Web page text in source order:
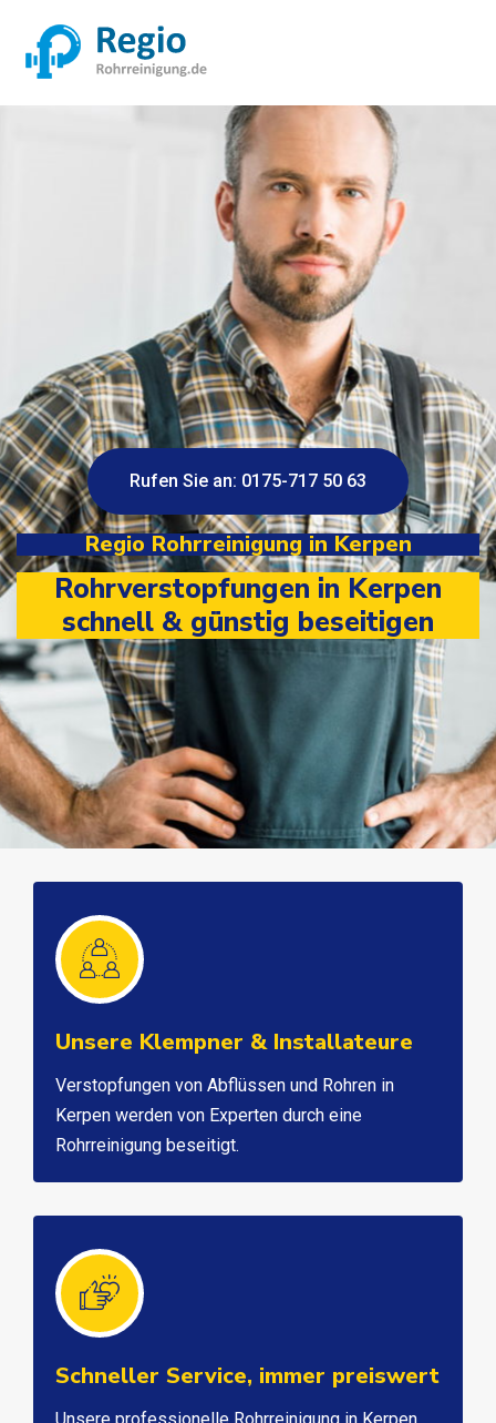
Rufen Sie an: 0175-717 50 63
Regio Rohrreinigung in Kerpen
Rohrverstopfungen in Kerpen
schnell & günstig beseitigen
Unsere Klempner & Installateure
Verstopfungen von Abflüssen und Rohren in
Kerpen werden von Experten durch eine
Rohrreinigung beseitigt.
Schneller Service, immer preiswert